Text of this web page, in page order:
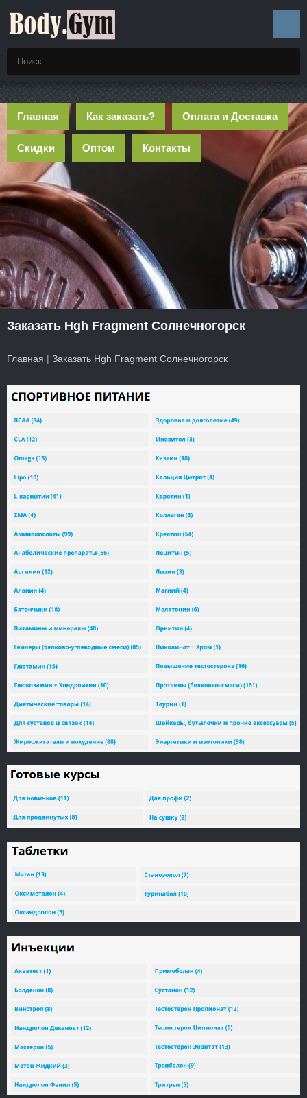
Главная Как заказать? Оплата и Доставка
Скидки Оптом Контакты
Заказать Hgh Fragment Солнечногорск
Главная | Заказать Hgh Fragment Солнечногорск